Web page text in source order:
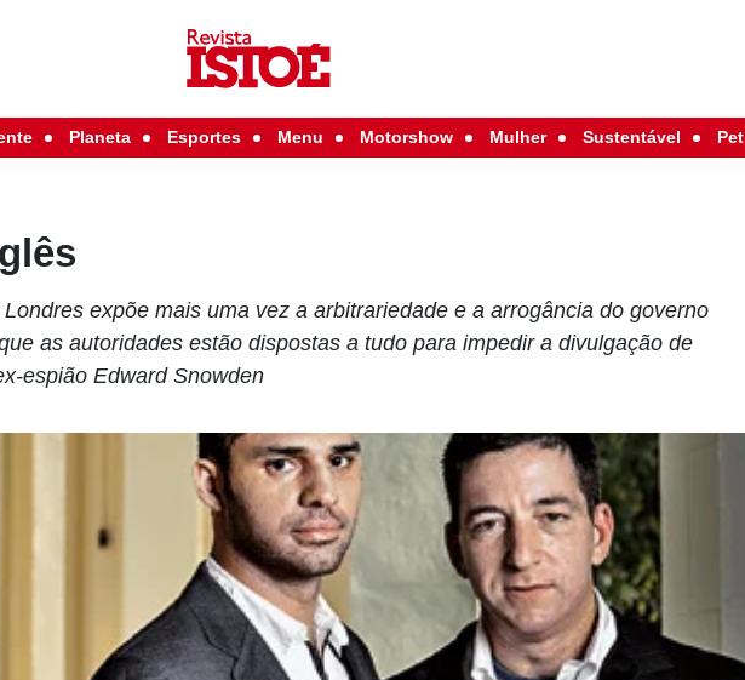
Planeta Esportes Menu Motorshow Mulher Sustentável Pet
expõe mais uma vez a arbitrariedade e a arrogância do governo
as autoridades estão dispostas a tudo para impedir a divulgação de
espião Edward Snowden